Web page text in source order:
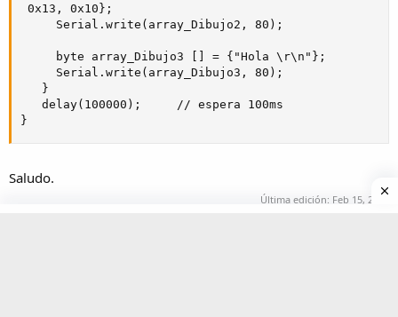
0x13, 0x10};
     Serial.write(array_Dibujo2, 80);
     byte array_Dibujo3 [] = {"Hola \r\n"};
     Serial.write(array_Dibujo3, 80);
   }
   delay(100000);     // espera 100ms
}
Saludo.
Última edición: Feb 15, 2014